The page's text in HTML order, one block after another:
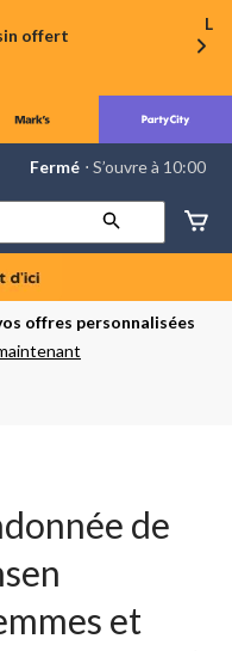
offert
La
Fermé ⋅ S’ouvre à 10:00
offres personnalisées
de
et